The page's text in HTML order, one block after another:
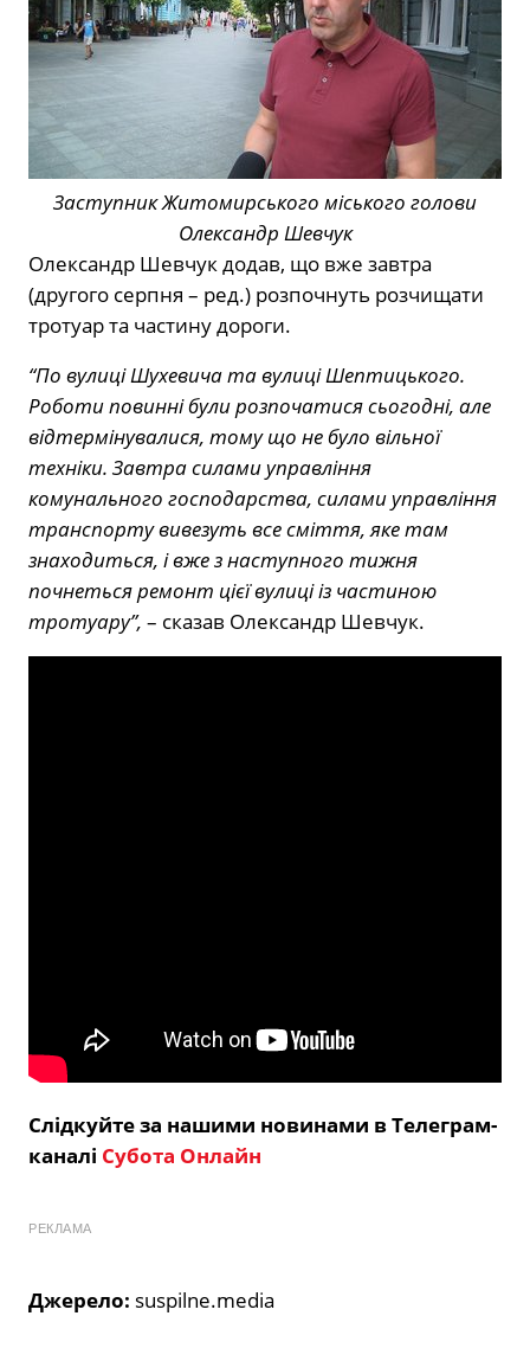
Заступник Житомирського міського голови
Олександр Шевчук
Олександр Шевчук додав, що вже завтра
(другого серпня – ред.) розпочнуть розчищати
тротуар та частину дороги.
“По вулиці Шухевича та вулиці Шептицького.
Роботи повинні були розпочатися сьогодні, але
відтермінувалися, тому що не було вільної
техніки. Завтра силами управління
комунального господарства, силами управління
транспорту вивезуть все сміття, яке там
знаходиться, і вже з наступного тижня
почнеться ремонт цієї вулиці із частиною
тротуару”, – сказав Олександр Шевчук.
Слідкуйте за нашими новинами в Телеграм-
каналі Субота Онлайн
РЕКЛАМА
Джерело: suspilne.media